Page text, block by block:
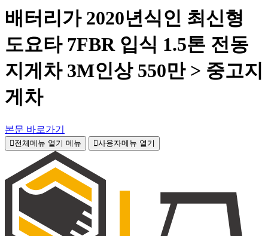
배터리가 2020년식인 최신형
도요타 7FBR 입식 1.5톤 전동
지게차 3M인상 550만 > 중고지
게차
본문 바로가기
전체메뉴 열기 메뉴 사용자메뉴 열기